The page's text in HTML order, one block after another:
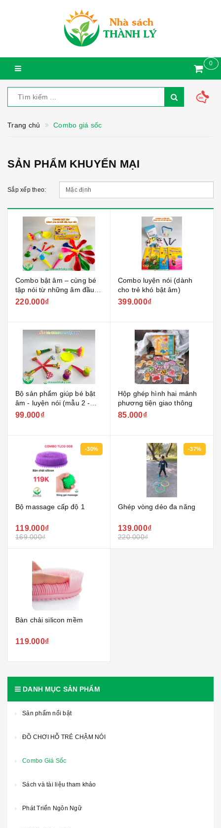
0
Trang chủ Combo giá sốc
SẢN PHẨM KHUYẾN MẠI
Sắp xếp theo:
Combo bật âm – cùng bé
tập nói từ những âm đầu
tiên!
220.000₫
Combo luyện nói (dành
cho trẻ khó bật âm)
399.000₫
Bộ sản phẩm giúp bé bật
âm - luyện nói (mẫu 2 -
kèn thổi bong bóng)
99.000₫
Hộp ghép hình hai mảnh
phương tiện giao thông
85.000₫
-30%
Bộ massage cấp độ 1
119.000₫
169.000₫
-37%
Ghép vòng dẻo đa năng
139.000₫
220.000₫
Bàn chải silicon mềm
119.000₫
DANH MỤC SẢN PHẨM
Sản phẩm nổi bật
ĐỒ CHƠI HỖ TRẺ CHẬM NÓI
Combo Giá Sốc
Sách và tài liệu tham khảo
Phát Triển Ngôn Ngữ